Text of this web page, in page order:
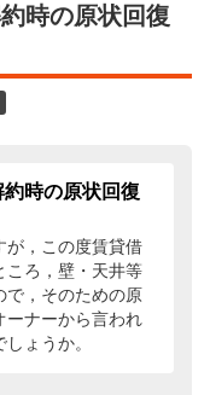
時の原状回復
時の原状回復
が，この度賃貸借
ころ，壁・天井等
で，そのための原
ーナーから言われ
ょうか。